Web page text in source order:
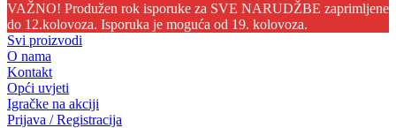
VAŽNO! Produžen rok isporuke za SVE NARUDŽBE zaprimljene
do 12.kolovoza. Isporuka je moguća od 19. kolovoza.
Svi proizvodi
O nama
Kontakt
Opći uvjeti
Igračke na akciji
Prijava / Registracija